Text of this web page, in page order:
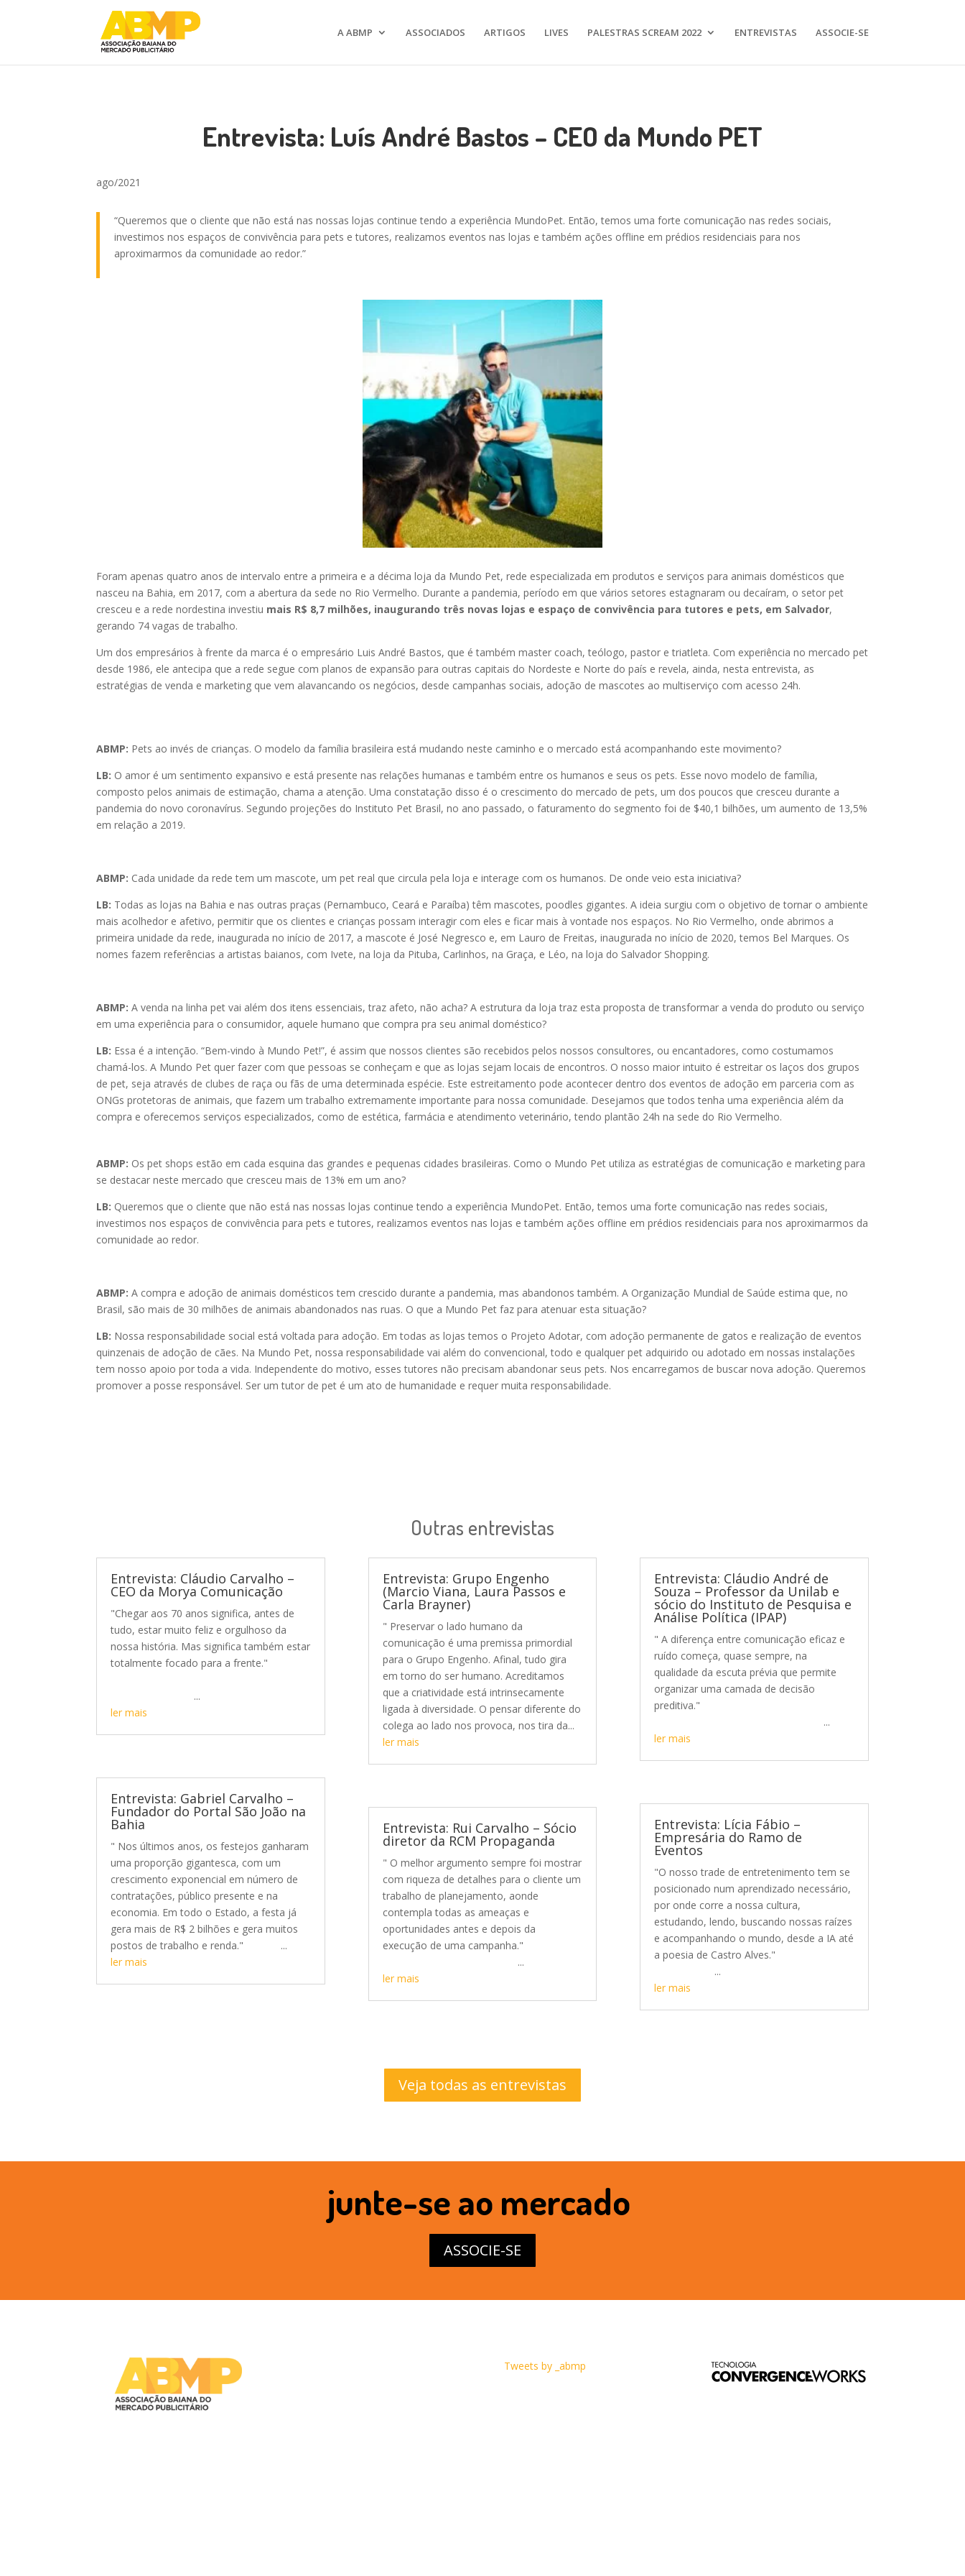
A ABMP ASSOCIADOS ARTIGOS LIVES PALESTRAS SCREAM 2022 ENTREVISTAS ASSOCIE-SE
Entrevista: Luís André Bastos – CEO da Mundo PET
ago/2021
“Queremos que o cliente que não está nas nossas lojas continue tendo a experiência MundoPet. Então, temos uma forte comunicação nas redes sociais,
investimos nos espaços de convivência para pets e tutores, realizamos eventos nas lojas e também ações offline em prédios residenciais para nos
aproximarmos da comunidade ao redor.”
Foram apenas quatro anos de intervalo entre a primeira e a décima loja da Mundo Pet, rede especializada em produtos e serviços para animais domésticos que
nasceu na Bahia, em 2017, com a abertura da sede no Rio Vermelho. Durante a pandemia, período em que vários setores estagnaram ou decaíram, o setor pet
cresceu e a rede nordestina investiu mais R$ 8,7 milhões, inaugurando três novas lojas e espaço de convivência para tutores e pets, em Salvador,
gerando 74 vagas de trabalho.
Um dos empresários à frente da marca é o empresário Luis André Bastos, que é também master coach, teólogo, pastor e triatleta. Com experiência no mercado pet
desde 1986, ele antecipa que a rede segue com planos de expansão para outras capitais do Nordeste e Norte do país e revela, ainda, nesta entrevista, as
estratégias de venda e marketing que vem alavancando os negócios, desde campanhas sociais, adoção de mascotes ao multiserviço com acesso 24h.
ABMP: Pets ao invés de crianças. O modelo da família brasileira está mudando neste caminho e o mercado está acompanhando este movimento?
LB: O amor é um sentimento expansivo e está presente nas relações humanas e também entre os humanos e seus os pets. Esse novo modelo de família,
composto pelos animais de estimação, chama a atenção. Uma constatação disso é o crescimento do mercado de pets, um dos poucos que cresceu durante a
pandemia do novo coronavírus. Segundo projeções do Instituto Pet Brasil, no ano passado, o faturamento do segmento foi de $40,1 bilhões, um aumento de 13,5%
em relação a 2019.
ABMP: Cada unidade da rede tem um mascote, um pet real que circula pela loja e interage com os humanos. De onde veio esta iniciativa?
LB: Todas as lojas na Bahia e nas outras praças (Pernambuco, Ceará e Paraíba) têm mascotes, poodles gigantes. A ideia surgiu com o objetivo de tornar o ambiente
mais acolhedor e afetivo, permitir que os clientes e crianças possam interagir com eles e ficar mais à vontade nos espaços. No Rio Vermelho, onde abrimos a
primeira unidade da rede, inaugurada no início de 2017, a mascote é José Negresco e, em Lauro de Freitas, inaugurada no início de 2020, temos Bel Marques. Os
nomes fazem referências a artistas baianos, com Ivete, na loja da Pituba, Carlinhos, na Graça, e Léo, na loja do Salvador Shopping.
ABMP:A venda na linha pet vai além dos itens essenciais, traz afeto, não acha? A estrutura da loja traz esta proposta de transformar a venda do produto ou serviço
em uma experiência para o consumidor, aquele humano que compra pra seu animal doméstico?
LB: Essa é a intenção. “Bem-vindo à Mundo Pet!”, é assim que nossos clientes são recebidos pelos nossos consultores, ou encantadores, como costumamos
chamá-los. A Mundo Pet quer fazer com que pessoas se conheçam e que as lojas sejam locais de encontros. O nosso maior intuito é estreitar os laços dos grupos
de pet, seja através de clubes de raça ou fãs de uma determinada espécie. Este estreitamento pode acontecer dentro dos eventos de adoção em parceria com as
ONGs protetoras de animais, que fazem um trabalho extremamente importante para nossa comunidade. Desejamos que todos tenha uma experiência além da
compra e oferecemos serviços especializados, como de estética, farmácia e atendimento veterinário, tendo plantão 24h na sede do Rio Vermelho.
ABMP: Os pet shops estão em cada esquina das grandes e pequenas cidades brasileiras. Como o Mundo Pet utiliza as estratégias de comunicação e marketing para
se destacar neste mercado que cresceu mais de 13% em um ano?
LB: Queremos que o cliente que não está nas nossas lojas continue tendo a experiência MundoPet. Então, temos uma forte comunicação nas redes sociais,
investimos nos espaços de convivência para pets e tutores, realizamos eventos nas lojas e também ações offline em prédios residenciais para nos aproximarmos da
comunidade ao redor.
ABMP:A compra e adoção de animais domésticos tem crescido durante a pandemia, mas abandonos também. A Organização Mundial de Saúde estima que, no
Brasil, são mais de 30 milhões de animais abandonados nas ruas. O que a Mundo Pet faz para atenuar esta situação?
LB: Nossa responsabilidade social está voltada para adoção. Em todas as lojas temos o Projeto Adotar, com adoção permanente de gatos e realização de eventos
quinzenais de adoção de cães. Na Mundo Pet, nossa responsabilidade vai além do convencional, todo e qualquer pet adquirido ou adotado em nossas instalações
tem nosso apoio por toda a vida. Independente do motivo, esses tutores não precisam abandonar seus pets. Nos encarregamos de buscar nova adoção. Queremos
promover a posse responsável. Ser um tutor de pet é um ato de humanidade e requer muita responsabilidade.
Outras entrevistas
Entrevista: Cláudio Carvalho –
CEO da Morya Comunicação
"Chegar aos 70 anos significa, antes de
tudo, estar muito feliz e orgulhoso da
nossa história. Mas significa também estar
totalmente focado para a frente."
...
ler mais
Entrevista: Gabriel Carvalho –
Fundador do Portal São João na
Bahia
" Nos últimos anos, os festejos ganharam
uma proporção gigantesca, com um
crescimento exponencial em número de
contratações, público presente e na
economia. Em todo o Estado, a festa já
gera mais de R$ 2 bilhões e gera muitos
postos de trabalho e renda." ...
ler mais
Entrevista: Grupo Engenho
(Marcio Viana, Laura Passos e
Carla Brayner)
" Preservar o lado humano da
comunicação é uma premissa primordial
para o Grupo Engenho. Afinal, tudo gira
em torno do ser humano. Acreditamos
que a criatividade está intrinsecamente
ligada à diversidade. O pensar diferente do
colega ao lado nos provoca, nos tira da...
ler mais
Entrevista: Rui Carvalho – Sócio
diretor da RCM Propaganda
" O melhor argumento sempre foi mostrar
com riqueza de detalhes para o cliente um
trabalho de planejamento, aonde
contempla todas as ameaças e
oportunidades antes e depois da
execução de uma campanha."
...
ler mais
Entrevista: Cláudio André de
Souza – Professor da Unilab e
sócio do Instituto de Pesquisa e
Análise Política (IPAP)
" A diferença entre comunicação eficaz e
ruído começa, quase sempre, na
qualidade da escuta prévia que permite
organizar uma camada de decisão
preditiva."
...
ler mais
Entrevista: Lícia Fábio –
Empresária do Ramo de
Eventos
"O nosso trade de entretenimento tem se
posicionado num aprendizado necessário,
por onde corre a nossa cultura,
estudando, lendo, buscando nossas raízes
e acompanhando o mundo, desde a IA até
a poesia de Castro Alves."
...
ler mais
Veja todas as entrevistas
junte-se ao mercado
ASSOCIE-SE
Tweets by _abmp